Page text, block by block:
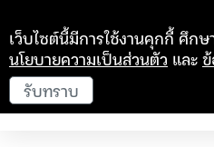
เว็บไซต์นี้มีการใช้งานคุกกี้ ศึกษ
นโยบายความเป็นส่วนตัว และ
รับทราบ